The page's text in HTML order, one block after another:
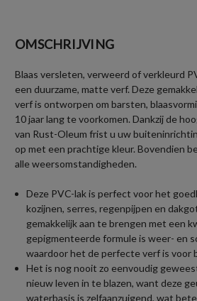
OMSCHRIJVING
Blaas versleten, verweerd of verkleurd
een duurzame, matte verf. Deze
verf is ontworpen om barsten,
10 jaar lang te voorkomen. Dankzij de
van Rust-Oleum frist u uw
op met een prachtige kleur. Bovendien
alle weersomstandigheden.
Deze PVC-lak is perfect voor het
kozijnen, serres, regenpijpen en
gemakkelijk aan te brengen met een
gepigmenteerde formule is weer- en
waardoor het de perfecte verf is voor
Het is nog nooit zo eenvoudig
nieuw leven in te blazen, want deze
waterbasis is zelfaanzuigend, wat